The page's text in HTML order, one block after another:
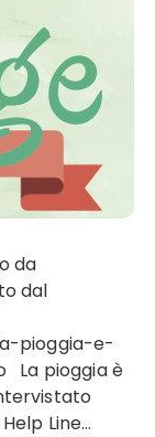
da
dal
pioggia-e-
La pioggia è
Line…